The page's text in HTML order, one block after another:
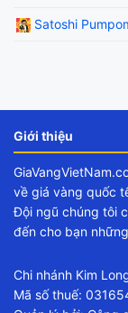
Satoshi
Giới thiệu
về giá vàng quốc
Đội ngũ chúng tôi
đến cho bạn
Chi nhánh Kim
Mã số thuế: